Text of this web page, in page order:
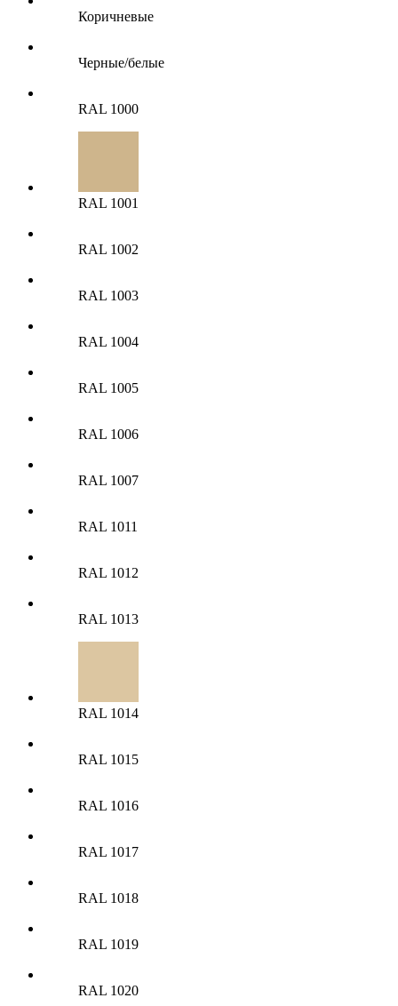
Коричневые
Черные/белые
RAL 1000
RAL 1001
RAL 1002
RAL 1003
RAL 1004
RAL 1005
RAL 1006
RAL 1007
RAL 1011
RAL 1012
RAL 1013
RAL 1014
RAL 1015
RAL 1016
RAL 1017
RAL 1018
RAL 1019
RAL 1020